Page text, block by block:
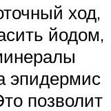
ход,
йодом,
эпидермис
позволит